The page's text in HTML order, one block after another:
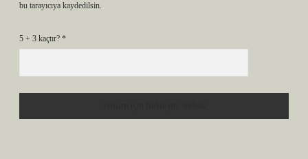
bu tarayıcıya kaydedilsin.
5 + 3 kaçtır? *